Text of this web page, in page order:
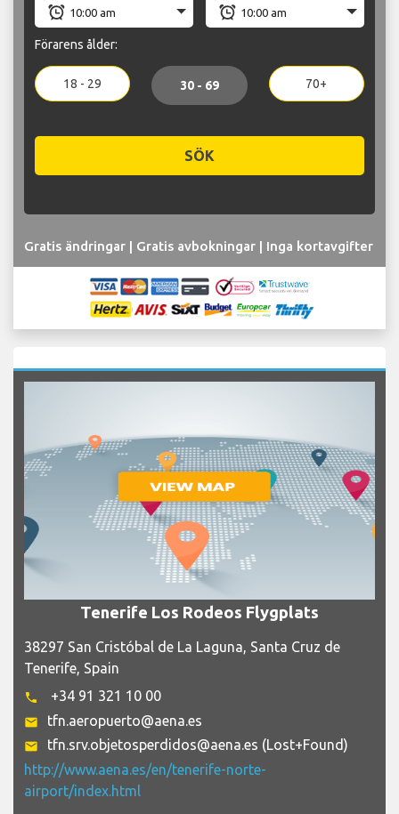
Förarens ålder:
18 - 29 30 - 69 70+
SÖK
Gratis ändringar | Gratis avbokningar | Inga kortavgifter
Tenerife Los Rodeos Flygplats
38297 San Cristóbal de La Laguna, Santa Cruz de
Tenerife, Spain
phone +34 91 321 10 00
email tfn.aeropuerto@aena.es
email
tfn.srv.objetosperdidos@aena.es (Lost+Found)
http://www.aena.es/en/tenerife-norte-
airport/index.html